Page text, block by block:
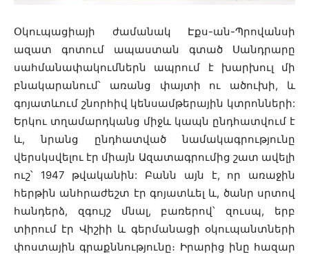
Օկուպացիայի ժամանակ Էքս-ան-Պրովանսի
ազատ գոտում ապաստան գտած Սանդրարը
սահմանափակումներն ապրում է խարխուլ մի
բնակարանում՝ առանց փայտի ու ածուխի, և
գոյատևում շնորհիվ կենսամթերային կտրոնների:
Երկու տղամարդկանց միջև կապն ընդհատվում է
և, նրանց ընդհատված նամակագրությունը
վերսկսվելու էր միայն Ազատագրումից շատ ավելի
ուշ՝ 1947 թվականին: Բանն այն է, որ առաջին
հերթին անհրաժեշտ էր գոյատևել և, ծանր սրտով
հանդերձ, զգույշ մնալ, բառերով՝ զուսպ, երբ
տիրում էր Վիշիի և գերմանացի օկուպանտների
փոստային գրաքննությունը։ Իրարից ինը հազար